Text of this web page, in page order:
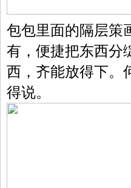
包包里面的隔层策
有，便捷把东西分
西，齐能放得下。
得说。